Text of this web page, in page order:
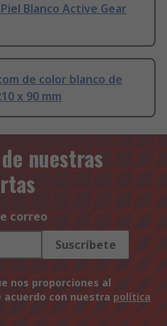
Blanco Active Gear
de color blanco de
x 90 mm
nuestras
correo
Suscríbete
nos proporciones al
con nuestra política